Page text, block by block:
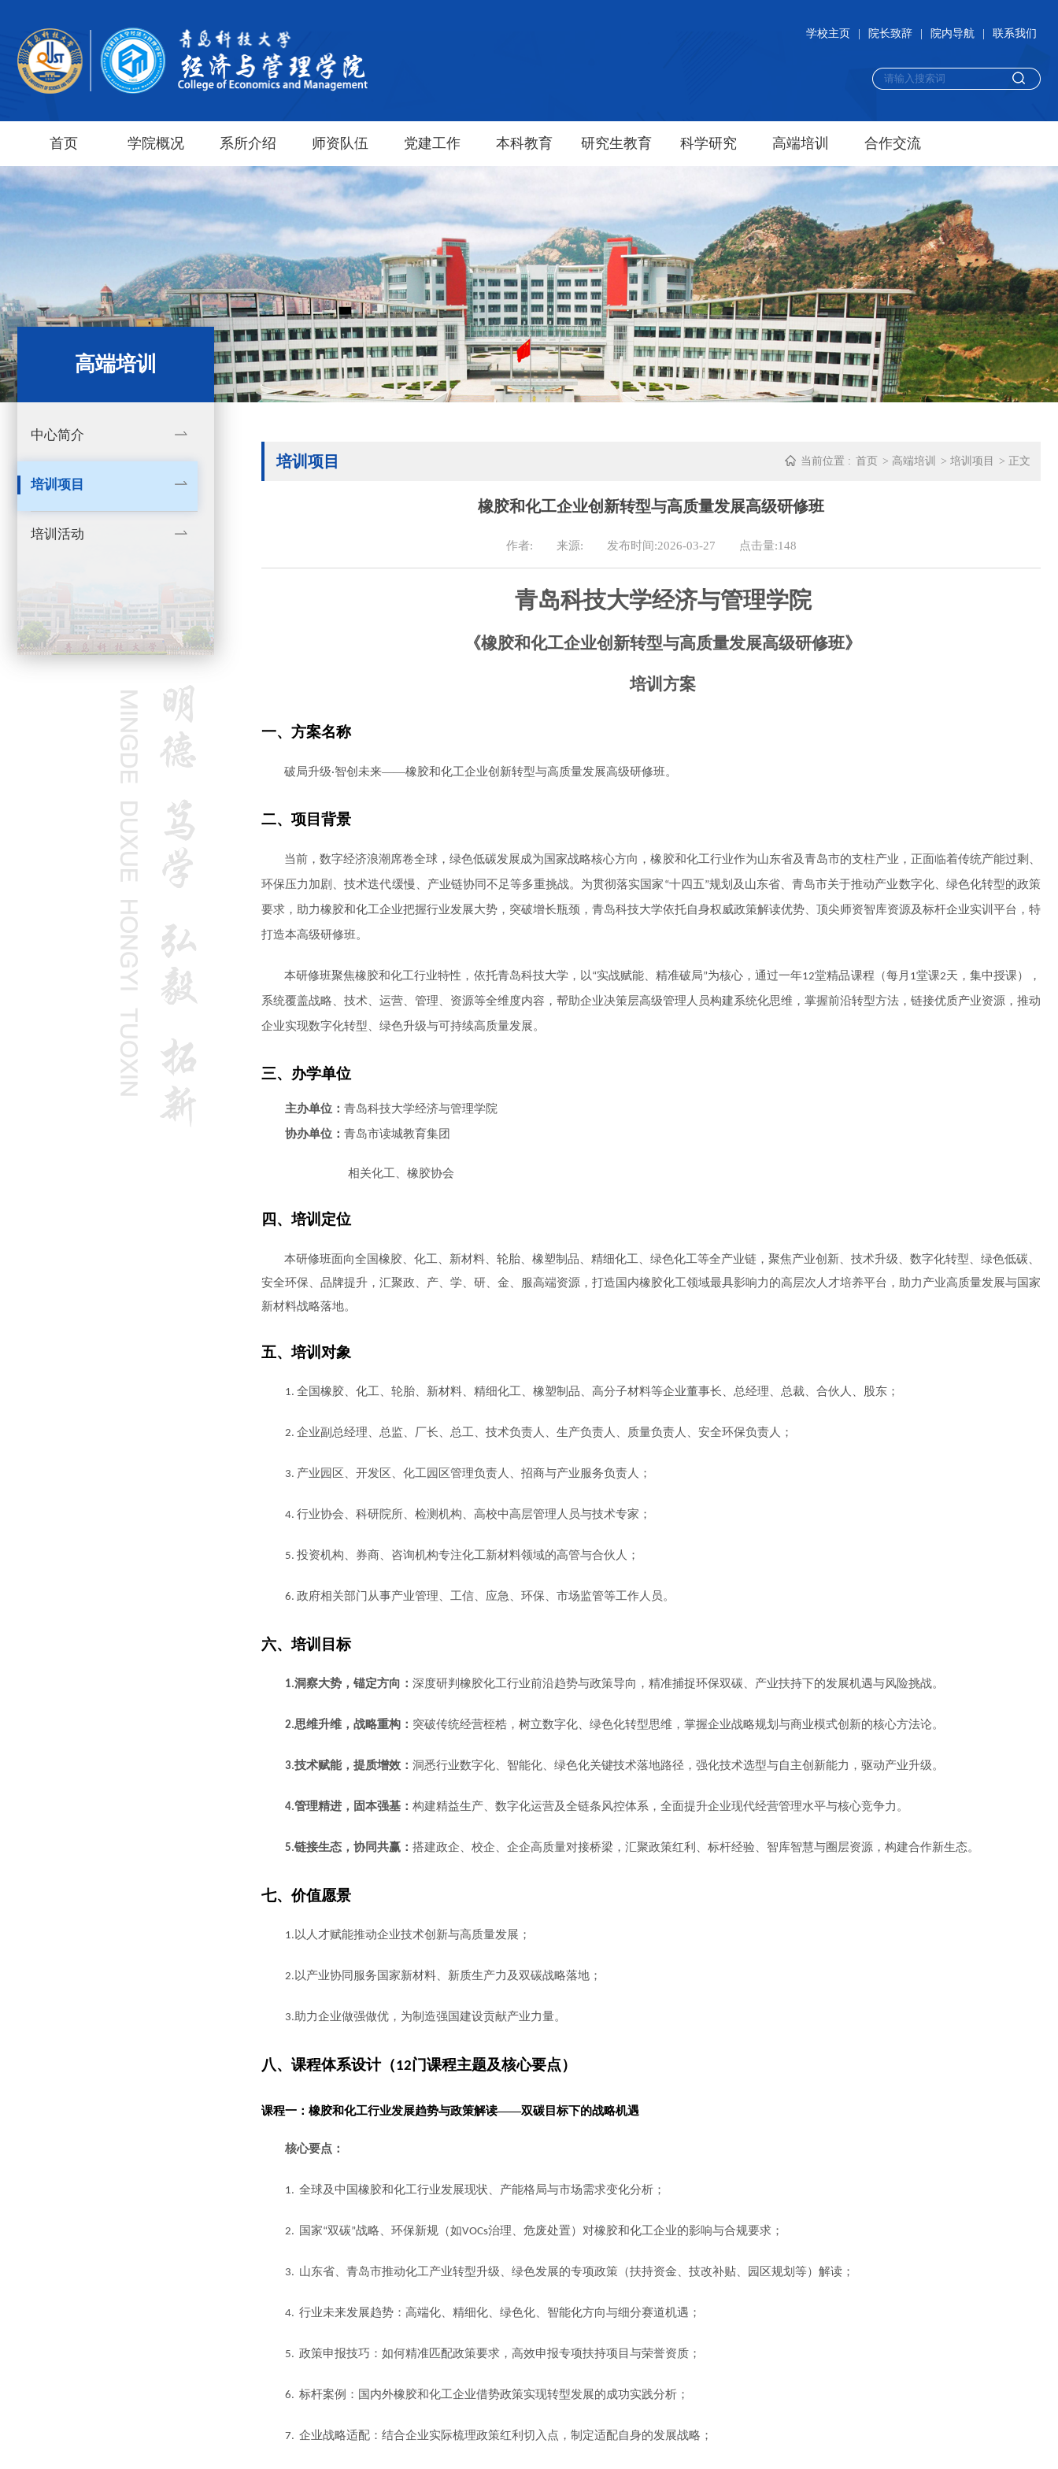
学校主页 院长致辞 院内导航 联系我们
首页 学院概况 系所介绍 师资队伍 党建工作 本科教育 研究生教育 科学研究 高端培训 合作交流
高端培训
中心简介
培训项目
培训活动
培训项目 当前位置 : 首页 > 高端培训 > 培训项目 > 正文
橡胶和化工企业创新转型与高质量发展高级研修班
作者: 来源: 发布时间:2026-03-27 点击量:148
青岛科技大学经济与管理学院
《橡胶和化工企业创新转型与高质量发展高级研修班》
培训方案
一、方案名称
破局升级·智创未来——橡胶和化工企业创新转型与高质量发展高级研修班。
二、项目背景
当前，数字经济浪潮席卷全球，绿色低碳发展成为国家战略核心方向，橡胶和化工行业作为山东省及青岛市的支柱产业，正面临着传统产能过剩、
环保压力加剧、技术迭代缓慢、产业链协同不足等多重挑战。为贯彻落实国家 “十四五”规划及山东省、青岛市关于推动产业数字化、绿色化转型的政策
要求，助力橡胶和化工企业把握行业发展大势，突破增长瓶颈， 青岛科技大学依托自身权威政策解读优势、顶尖师资智库资源及标杆企业实训平台，特
打造本高级研修班。
本研修班聚焦橡胶和化工行业特性， 依托青岛科技大学， 以 “实战赋能、精准破局”为核心，通过一年12堂精品课程（每月 1堂课2天，集中授课），
系统覆盖战略、技术、运营、管理、资源等全维度内容，帮助企业决策层高级管理人员构建系统化思维，掌握前沿转型方法，链接优质产业资源，推动
企业实现数字化转型、绿色升级与可持续高质量发展。
三、 办学单位
主办单位： 青岛科技大学经济与管理学院
协办单位： 青岛市读城教育集团
相关化工、橡胶协会
四 、培训定位
本研修班面向全国橡胶、化工、新材料、轮胎、橡塑制品、精细化工、绿色化工等全产业链，聚焦产业创新、技术升级、数字化转型、绿色低碳、
安全环保、品牌提升，汇聚政、产、学、研、金、服高端资源，打造国内橡胶化工领域最具影响力的高层次人才培养平台，助力产业高质量发展与国家
新材料战略落地。
五、培训对象
1. 全国橡胶、化工、轮胎、新材料、精细化工、橡塑制品、高分子材料等企业董事长、总经理、总裁、合伙人、股东 ；
2. 企业副总经理、总监、厂长、总工、技术负责人、生产负责人、质量负责人、安全环保负责人 ；
3. 产业园区、开发区、化工园区管理负责人、招商与产业服务负责人 ；
4. 行业协会、科研院所、检测机构、高校中高层管理人员与技术专家 ；
5. 投资机构、券商、咨询机构专注化工新材料领域的高管与合伙人 ；
6. 政府相关部门从事产业管理、工信、应急、环保、市场监管等工作人员。
六、培训目标
1.洞察大势，锚定方向： 深度研判橡胶化工行业前沿趋势与政策导向，精准捕捉环保双碳、产业扶持下的发展机遇与风险挑战。
2.思维升维，战略重构： 突破传统经营桎梏，树立数字化、绿色化转型思维，掌握企业战略规划与商业模式创新的核心方法论。
3.技术赋能，提质增效： 洞悉行业数字化、智能化、绿色化关键技术落地路径，强化技术选型与自主创新能力，驱动产业升级。
4.管理精进，固本强基： 构建精益生产、数字化运营及全链条风控体系，全面提升企业现代经营管理水平与核心竞争力。
5.链接生态，协同共赢： 搭建政企、校企、企企高质量对接桥梁，汇聚政策红利、标杆经验、智库智慧与圈层资源，构建合作新生态。
七、价值愿景
1. 以人才赋能推动企业技术创新与高质量发展 ；
2. 以产业协同服务国家新材料、新质生产力及双碳战略落地；
3. 助力企业做强做优，为制造强国建设贡献产业力量。
八、课程体系设计（12门课程主题及核心要点）
课程一： 橡胶和化工行业发展趋势与政策解读——双碳目标下的战略机遇
核心要点：
1. 全球及中国橡胶和化工行业发展现状、产能格局与市场需求变化分析；
2. 国家“双碳”战略、环保新规（如VOCs治理、危废处置）对橡胶和化工企业的影响与合规要求；
3. 山东省、青岛市推动化工产业转型升级、绿色发展的专项政策（扶持资金、技改补贴、园区规划等）解读；
4. 行业未来发展趋势：高端化、精细化、绿色化、智能化方向与细分赛道机遇；
5. 政策申报技巧：如何精准匹配政策要求，高效申报专项扶持项目与荣誉资质；
6. 标杆案例：国内外橡胶和化工企业借势政策实现转型发展的成功实践分析；
7. 企业战略适配：结合企业实际梳理政策红利切入点，制定适配自身的发展战略；